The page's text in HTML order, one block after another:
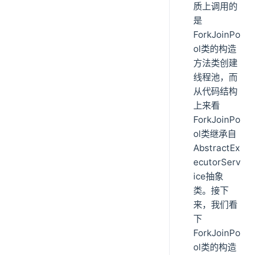
质上调用的
是
ForkJoinPo
ol类的构造
方法类创建
线程池，而
从代码结构
上来看
ForkJoinPo
ol类继承自
AbstractEx
ecutorServ
ice抽象
类。接下
来，我们看
下
ForkJoinPo
ol类的构造